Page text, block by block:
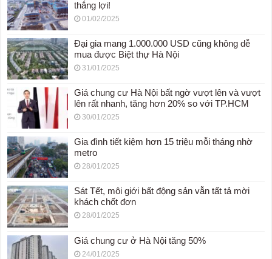
thắng lợi!
01/02/2025
Đại gia mang 1.000.000 USD cũng không dễ
mua được Biệt thự Hà Nội
31/01/2025
Giá chung cư Hà Nội bất ngờ vượt lên và vượt
lên rất nhanh, tăng hơn 20% so với TP.HCM
30/01/2025
Gia đình tiết kiệm hơn 15 triệu mỗi tháng nhờ
metro
28/01/2025
Sát Tết, môi giới bất động sản vẫn tất tả mời
khách chốt đơn
28/01/2025
Giá chung cư ở Hà Nội tăng 50%
24/01/2025